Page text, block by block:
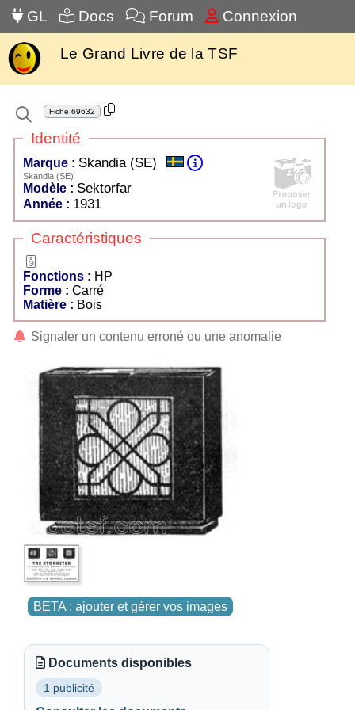
GL Docs Forum Connexion
Le Grand Livre de la TSF
Fiche 69632
Identité
Marque : Skandia (SE)
Skandia (SE)
Modèle : Sektorfar
Année : 1931
Caractéristiques
Fonctions : HP
Forme : Carré
Matière : Bois
Signaler un contenu erroné ou une anomalie
BETA : ajouter et gérer vos images
Documents disponibles
1 publicité